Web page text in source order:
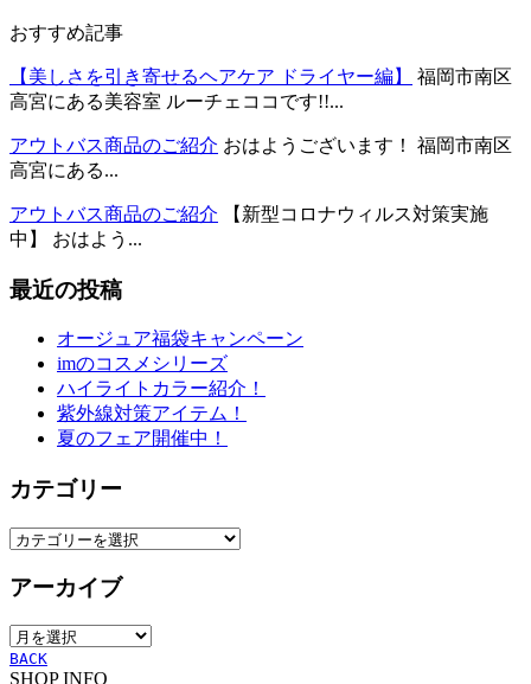
おすすめ記事
【美しさを引き寄せるヘアケア ドライヤー編】
福岡市南区
高宮にある美容室 ルーチェココです!!...
アウトバス商品のご紹介 おはようございます！ 福岡市南区
高宮にある...
アウトバス商品のご紹介
【新型コロナウィルス対策実施
中】 おはよう...
最近の投稿
オージュア福袋キャンペーン
imのコスメシリーズ
ハイライトカラー紹介！
紫外線対策アイテム！
夏のフェア開催中！
カテゴリー
カ
ゴ
ー
アーカイブ
ア
ー
BACK
SHOP INFO